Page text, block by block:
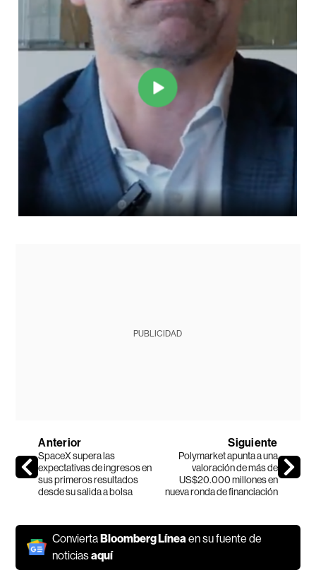
PUBLICIDAD
Anterior
SpaceX supera las
expectativas de ingresos en
sus primeros resultados
desde su salida a bolsa
Siguiente
Polymarket apunta a una
valoración de más de
US$20.000 millones en
nueva ronda de financiación
ConviertaBloomberg Línea en su fuente de
noticiasaquí